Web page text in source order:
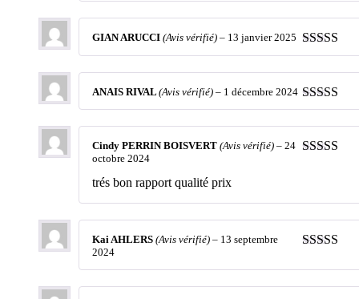
Note5sur
Note5sur
GIAN ARUCCI (Avis vérifié) – 13 janvier 2025
Note5sur
ANAIS RIVAL (Avis vérifié) – 1 décembre 2024
Cindy PERRIN BOISVERT (Avis vérifié) – 24
octobre 2024
trés bon rapport qualité prix
Kai AHLERS (Avis vérifié) – 13 septembre
2024